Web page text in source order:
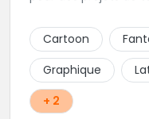
Traits fins,
Cartoon
Graphique
+ 2